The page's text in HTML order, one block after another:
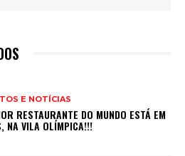
E NOTÍCIAS
RESTAURANTE DO MUNDO ESTÁ EM
NA VILA OLÍMPICA!!!